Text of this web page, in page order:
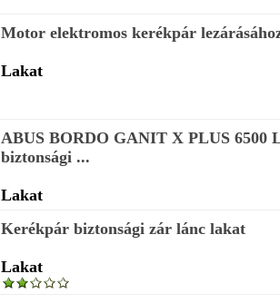
Motor elektromos kerékpár
Lakat
ABUS BORDO GANIT X PLUS 6500
biztonsági ...
Lakat
Kerékpár biztonsági zár lánc lakat
Lakat